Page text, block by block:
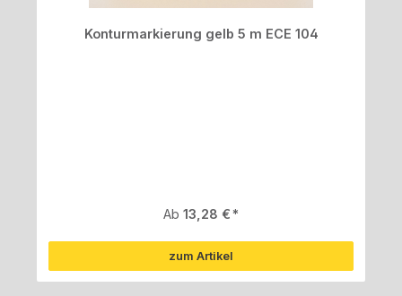
Konturmarkierung gelb 5 m ECE 104
Regulärer Preis:
Ab13,28 €
zum Artikel